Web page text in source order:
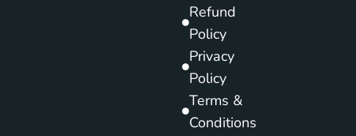
Refund
Policy
Privacy
Policy
Terms &
Conditions